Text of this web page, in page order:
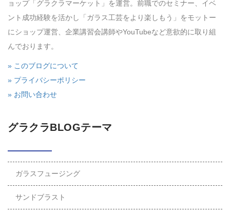
ョップ「グラクラマーケット」を運営。前職でのセミナー、イベ
ント成功経験を活かし「ガラス工芸をより楽しもう」をモットー
にショップ運営、企業講習会講師やYouTubeなど意欲的に取り組
んでおります。
» このブログについて
» プライバシーポリシー
» お問い合わせ
グラクラBLOGテーマ
ガラスフュージング
サンドブラスト